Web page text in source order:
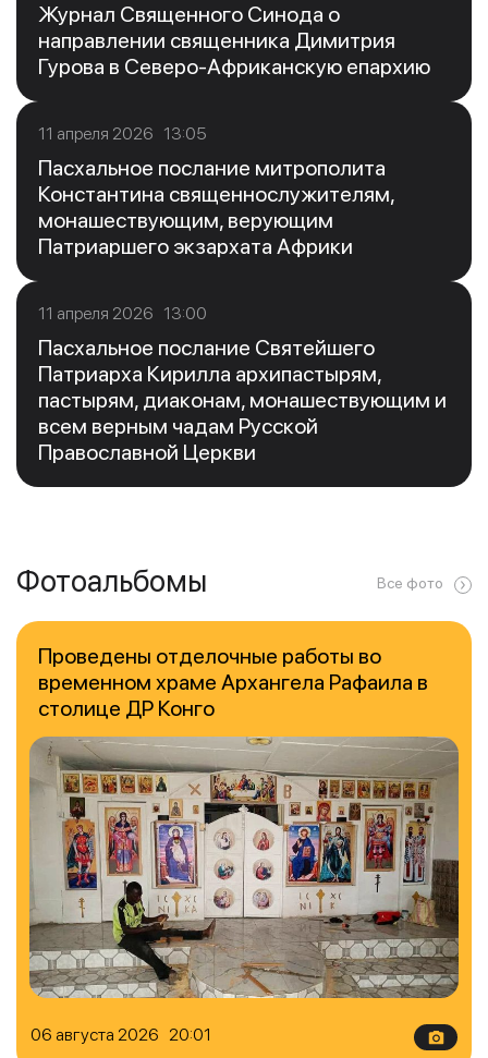
Журнал Священного Синода о
направлении священника Димитрия
Гурова в Северо-Африканскую епархию
11 апреля 2026 13:05
Пасхальное послание митрополита
Константина священнослужителям,
монашествующим, верующим
Патриаршего экзархата Африки
11 апреля 2026 13:00
Пасхальное послание Святейшего
Патриарха Кирилла архипастырям,
пастырям, диаконам, монашествующим и
всем верным чадам Русской
Православной Церкви
Фотоальбомы Все фото
06 августа 2026 20:01
Проведены отделочные работы во
временном храме Архангела Рафаила в
столице ДР Конго